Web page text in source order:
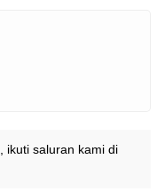
, ikuti saluran kami di